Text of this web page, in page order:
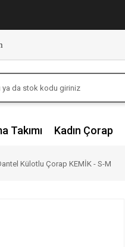
Takımı Kadın Çorap
Külotlu Çorap KEMİK - S-M